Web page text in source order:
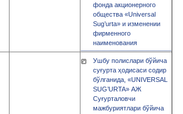
фонда акционерного
общества «Universal
Sug’urta» и изменении
фирменного
наименования
Ушбу полислари бўйича
суғурта ҳодисаси содир
бўлганида, «UNIVERSAL
SUG’URTA» АЖ
Суғурталовчи
мажбуриятлари бўйича